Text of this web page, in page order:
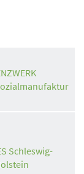
Schleswig-